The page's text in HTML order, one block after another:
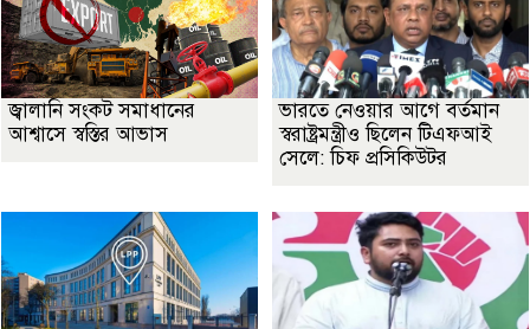
জ্বালানি সংকট সমাধানের
আশ্বাসে স্বস্তির আভাস
ভারতে নেওয়ার আগে বর্তমান
স্বরাষ্ট্রমন্ত্রীও ছিলেন টিএফআই
সেলে: চিফ প্রসিকিউটর